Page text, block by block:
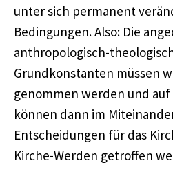
unter sich permanent
Bedingungen. Also: Die
anthropologisch-
Grundkonstanten müssen
genommen werden und auf
können dann im
Entscheidungen für das
Kirche-Werden getroffen